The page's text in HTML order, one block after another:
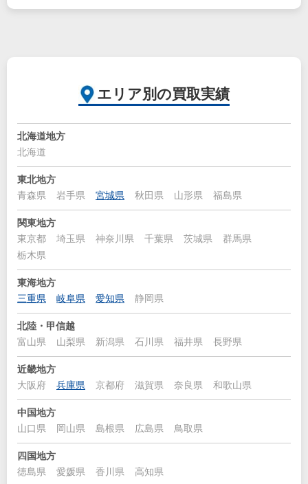
エリア別の買取実績
北海道地方
北海道
東北地方
青森県
岩手県 宮城県 秋田県 山形県 福島県
関東地方
東京都
埼玉県 神奈川県 千葉県 茨城県
群馬県
栃木県
東海地方
三重県
岐阜県 愛知県 静岡県
北陸・甲信越
富山県
山梨県 新潟県 石川県 福井県 長野県
近畿地方
大阪府
兵庫県 京都府 滋賀県 奈良県 和歌山県
中国地方
山口県
岡山県 島根県 広島県 鳥取県
四国地方
徳島県
愛媛県 香川県 高知県